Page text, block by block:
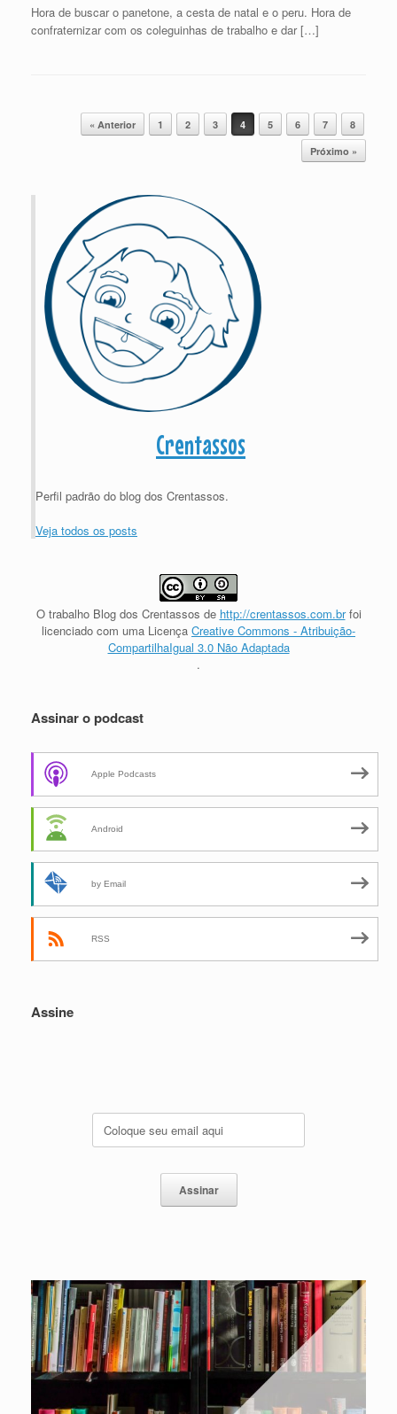
Hora de buscar o panetone, a cesta de natal e o peru. Hora de
confraternizar com os coleguinhas de trabalho e dar […]
Post navigation« Anterior 1 2 3 4 5 6 7
8
Próximo »
Crentassos
Perfil padrão do blog dos Crentassos.
Veja todos os posts
O trabalho Blog dos Crentassos de http://crentassos.com.brfoi
licenciado com uma Licença Creative Commons - Atribuição-
CompartilhaIgual 3.0 Não Adaptada
.
Assinar o podcast
Apple Podcasts
Android
by Email
RSS
Assine